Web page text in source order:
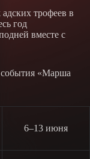
трофеев в
год
вместе с
события «Марша
6–13 июня